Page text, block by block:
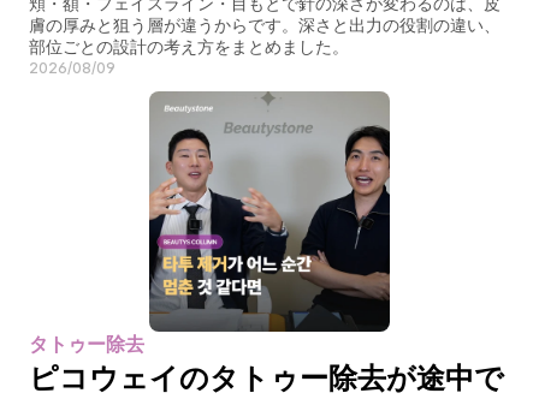
膚の厚みと狙う層が違うからです。深さと出力の役割の違い、
部位ごとの設計の考え方をまとめました。
2026/08/09
タトゥー除去
ピコウェイのタトゥー除去が途中で